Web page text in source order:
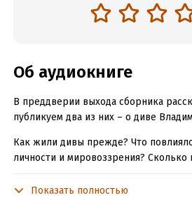
Об аудиокниге
В преддверии выхода сборника
публикуем два из них – о диве
Как жили дивы прежде? Что
личности и мировоззрения?
молодого, необученного и дерзкого
Показать полностью